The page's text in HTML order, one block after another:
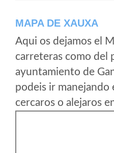
MAPA DE XAUXA
Aqui os dejamos el
carreteras como del
ayuntamiento de
podeis ir manejando
cercaros o alejaros